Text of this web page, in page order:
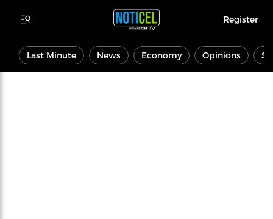
Register
Last Minute News Economy Opinions